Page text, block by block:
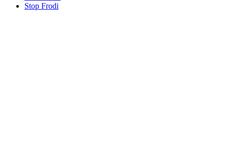
Stop Frodi